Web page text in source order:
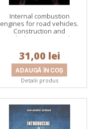
Internal combustion
engines for road vehicles.
Construction and
calculation. Practical
31,00 lei
Detalii produs